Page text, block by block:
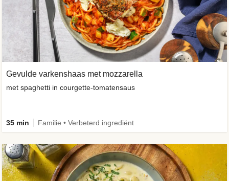
Gevulde varkenshaas met mozzarella
met spaghetti in courgette-tomatensaus
35 min Familie • Verbeterd ingrediënt